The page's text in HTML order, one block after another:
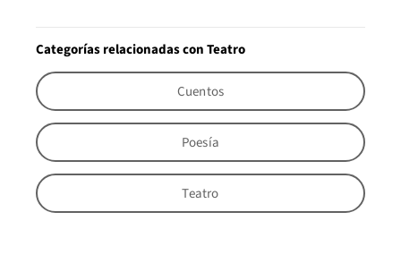
Categorías relacionadas con Teatro
Cuentos
Poesía
Teatro